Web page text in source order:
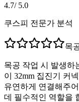
4.7/ 5.0
쿠스피 전문가 분석
목
목공 작업 시 발생하
이 32mm 집진기 커
유연하게 연결해주
데 필수적인 역할을